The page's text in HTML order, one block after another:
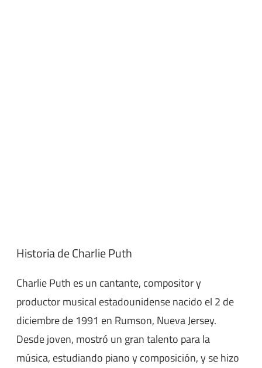
Historia de Charlie Puth
Charlie Puth es un cantante, compositor y
productor musical estadounidense nacido el 2 de
diciembre de 1991 en Rumson, Nueva Jersey.
Desde joven, mostró un gran talento para la
música, estudiando piano y composición, y se hizo